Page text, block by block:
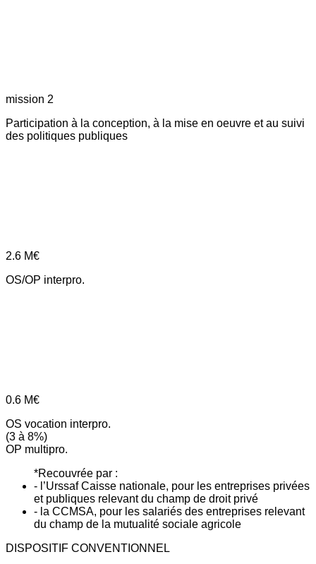
mission 2
Participation à la conception, à la mise en oeuvre et au suivi
des politiques publiques
2.6 M€
OS/OP interpro.
0.6 M€
OS vocation interpro.
(3 à 8%)
OP multipro.
*Recouvrée par :
- l’Urssaf Caisse nationale, pour les entreprises privées
et publiques relevant du champ de droit privé
- la CCMSA, pour les salariés des entreprises relevant
du champ de la mutualité sociale agricole
DISPOSITIF CONVENTIONNEL